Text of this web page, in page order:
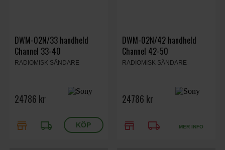
DWM-02N/33 handheld
Channel 33-40
RADIOMISK SÄNDARE
24786 kr
store local_shipping
DWM-02N/42 handheld
Channel 42-50
RADIOMISK SÄNDARE
24786 kr
store local_shipping MER INFO